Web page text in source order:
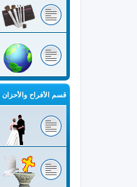
قسم الأفراح والأحزان